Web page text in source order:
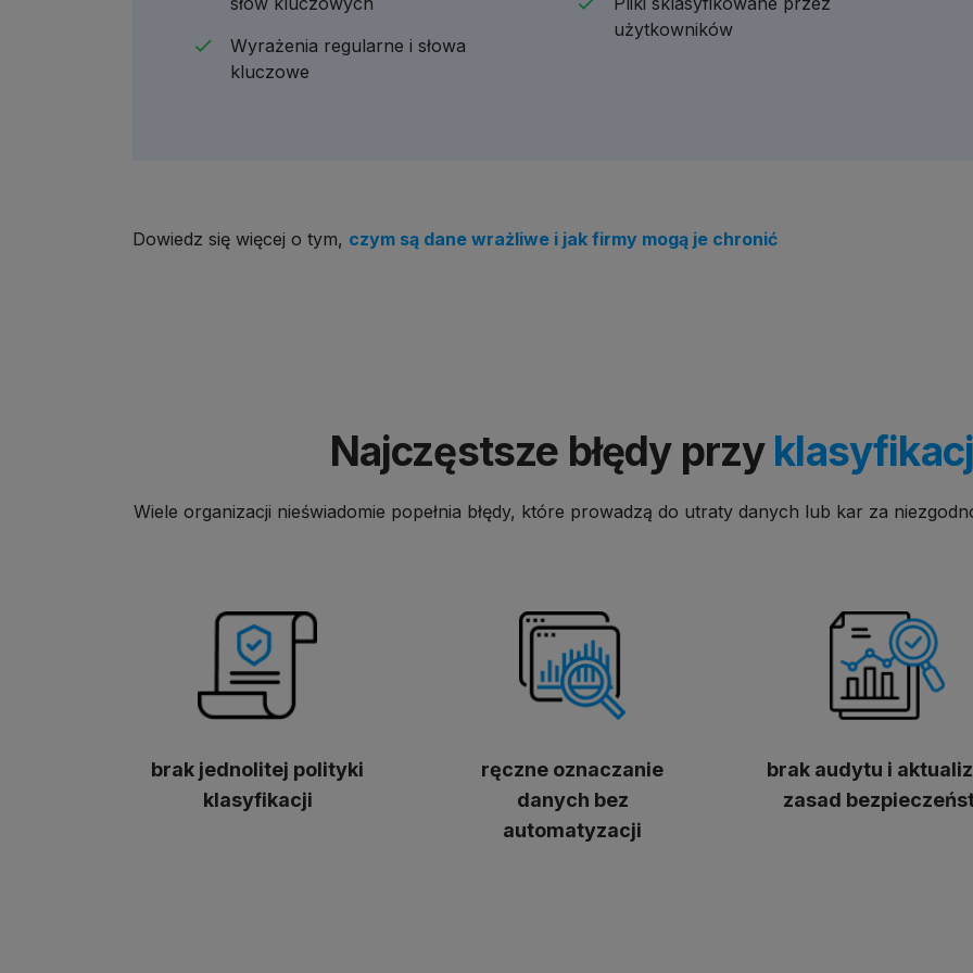
Wyrażenia regularne i słowa
kluczowe
użytkowników
Dowiedz się więcej o tym, czym są dane wrażliwe i jak firmy mogą je chronić
Najczęstsze błędy przy
Wiele organizacji nieświadomie popełnia błędy, które prowadzą do utraty danych lub kar za
brak jednolitej polityki
klasyfikacji
ręczne oznaczanie
danych bez
automatyzacji
brak audytu i
zasad